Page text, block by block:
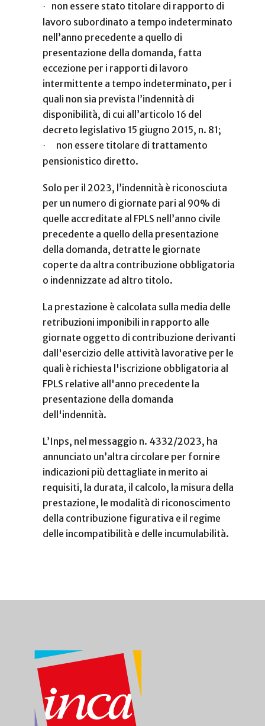
·
non essere stato titolare di rapporto di
lavoro subordinato a tempo indeterminato
nell’anno precedente a quello di
presentazione della domanda, fatta
eccezione per i rapporti di lavoro
intermittente a tempo indeterminato, per i
quali non sia prevista l’indennità di
disponibilità, di cui all’articolo 16 del
decreto legislativo 15 giugno 2015, n. 81;
·
non essere titolare di trattamento
pensionistico diretto.
Solo per il 2023, l’indennità è riconosciuta
per un numero di giornate pari al 90% di
quelle accreditate al FPLS nell’anno civile
precedente a quello della presentazione
della domanda, detratte le giornate
coperte da altra contribuzione obbligatoria
o indennizzate ad altro titolo.
La prestazione è calcolata sulla media delle
retribuzioni imponibili in rapporto alle
giornate oggetto di contribuzione derivanti
dall'esercizio delle attività lavorative per le
quali è richiesta l'iscrizione obbligatoria al
FPLS relative all'anno precedente la
presentazione della domanda
dell'indennità.
L’Inps, nel messaggio n. 4332/2023, ha
annunciato un’altra circolare per fornire
indicazioni più dettagliate in merito ai
requisiti, la durata, il calcolo, la misura della
prestazione, le modalità di riconoscimento
della contribuzione figurativa e il regime
delle incompatibilità e delle incumulabilità.